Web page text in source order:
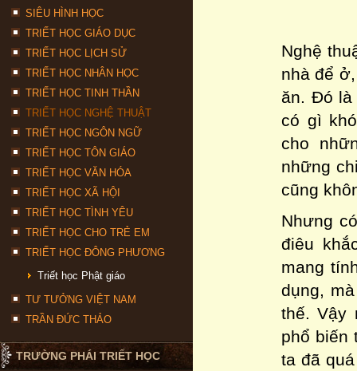
SIÊU HÌNH HỌC
TRIẾT HỌC GIÁO DỤC
TRIẾT HỌC LỊCH SỬ
TRIẾT HỌC NHÂN HỌC
TRIẾT HỌC TINH THẦN
TRIẾT HỌC NGHỆ THUẬT
TRIẾT HỌC NGÔN NGỮ
TRIẾT HỌC TÔN GIÁO
TRIẾT HỌC VĂN HÓA
TRIẾT HỌC XÃ HỘI
TRIẾT HỌC TÌNH YÊU
TRIẾT HỌC CHO TRẺ EM
TRIẾT HỌC ĐÔNG PHƯƠNG
Triết học Phật giáo
TƯ TƯỞNG VIỆT NAM
TRẦN ĐỨC THẢO
TRƯỜNG PHÁI TRIẾT HỌC
Nghệ
nhà để
ăn. Đó là
có gì
cho
những
cũng
Nhưng
điêu
mang
dụng,
thế. Vậy
phổ biến
ta đã